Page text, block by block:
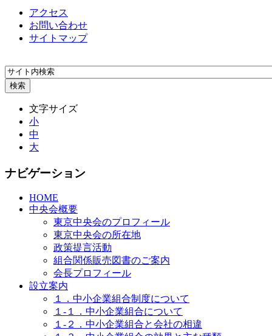
アクセス
お問い合わせ
サイトマップ
文字サイズ
小
中
大
ナビゲーション
HOME
中央会概要
東京中央会のプロフィール
東京中央会の所在地
政策提言活動
組合関係販売図書のご案内
会長プロフィール
設立案内
１．中小企業組合制度について
１-１．中小企業組合について
１-２．中小企業組合と会社の相違